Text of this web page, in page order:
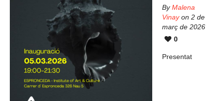
ByMalena
Vinayon 2 de
març de 2026
0
Presentat